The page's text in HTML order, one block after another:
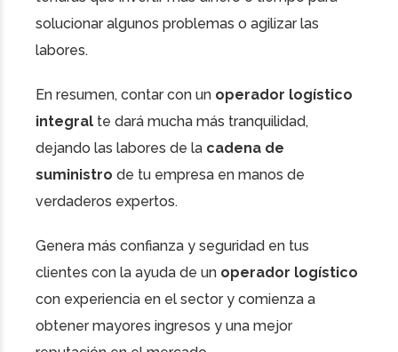
solucionar algunos problemas o agilizar las
labores.
En resumen, contar con un operador logístico
integral te dará mucha más tranquilidad,
dejando las labores de la cadena de
suministro de tu empresa en manos de
verdaderos expertos.
Genera más confianza y seguridad en tus
clientes con la ayuda de un operador logístico
con experiencia en el sector y comienza a
obtener mayores ingresos y una mejor